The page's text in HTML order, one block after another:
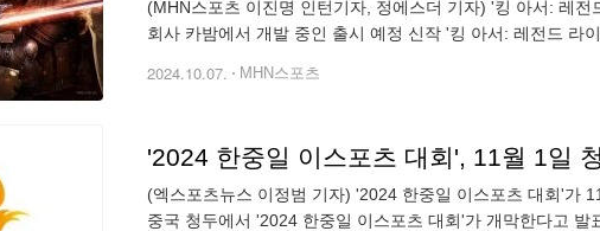
(MHN스포츠 이진명 인턴기자, 정에스더 기자) '킹 아서: 레
회사 카밤에서 개발 중인 출시 예정 신작 '킹 아서: 레전드 라
2024.10.07. MHN스포츠
'2024 한중일 이스포츠 대회', 11월 1일
(엑스포츠뉴스 이정범 기자) '2024 한중일 이스포츠 대회'가
중국 청두에서 '2024 한중일 이스포츠 대회'가 개막한다고